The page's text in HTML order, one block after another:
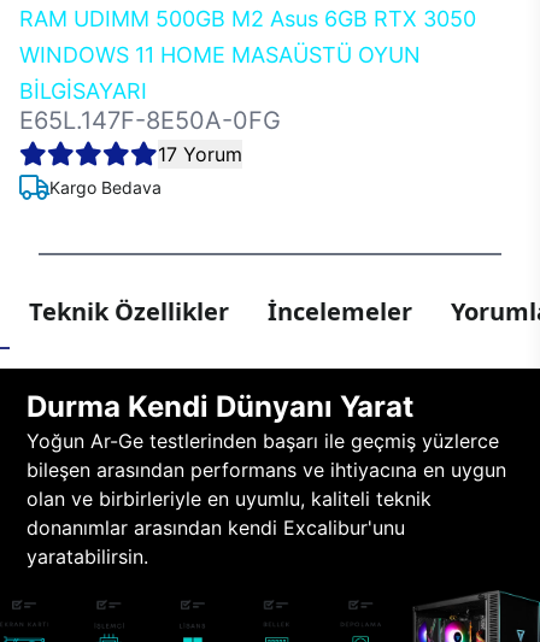
RAM UDIMM 500GB M2 Asus 6GB RTX 3050
WINDOWS 11 HOME MASAÜSTÜ OYUN
BİLGİSAYARI
E65L.147F-8E50A-0FG
17 Yorum
Kargo Bedava
Teknik Özellikler İncelemeler
Durma Kendi Dünyanı Yarat
Yoğun Ar-Ge testlerinden başarı ile geçmiş yüzlerce
bileşen arasından performans ve ihtiyacına en uygun
olan ve birbirleriyle en uyumlu, kaliteli teknik
donanımlar arasından kendi Excalibur'unu
yaratabilirsin.